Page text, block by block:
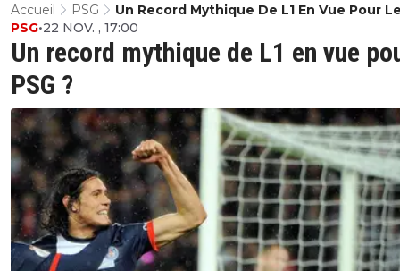
Accueil PSG
Un Record Mythique De L1 En Vue Pour
?
Un record mythique de L1 en vue
PSG ?
PSG•22 NOV. , 17:00